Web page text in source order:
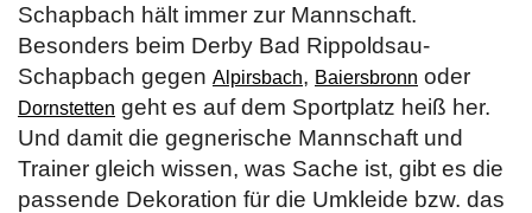
Schapbach hält immer zur Mannschaft.
Besonders beim Derby Bad Rippoldsau-
Schapbach gegen Alpirsbach, Baiersbronn oder
Dornstetten geht es auf dem Sportplatz heiß her.
Und damit die gegnerische Mannschaft und
Trainer gleich wissen, was Sache ist, gibt es die
passende Dekoration für die Umkleide bzw. das